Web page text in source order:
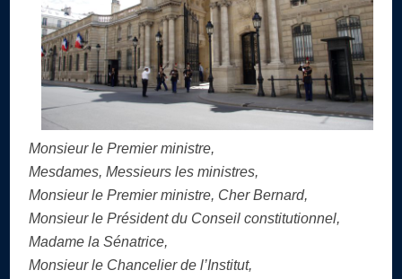
Monsieur le Premier ministre,
Mesdames, Messieurs les ministres,
Monsieur le Premier ministre, Cher Bernard,
Monsieur le Président du Conseil constitutionnel,
Madame la Sénatrice,
Monsieur le Chancelier de l’Institut,